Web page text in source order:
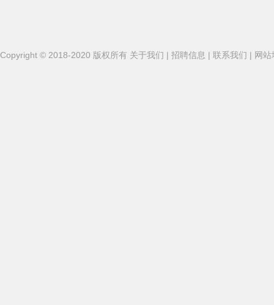
Copyright © 2018-2020 版权所有 关于我们 | 招聘信息 | 联系我们 | 网站